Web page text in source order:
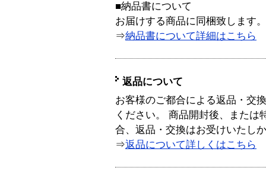
■納品書について
お届けする商品に同梱致します。
⇒納品書について詳細はこちら
返品について
お客様のご都合による返品・交
ください。 商品開封後、または
合、返品・交換はお受けいたし
⇒返品について詳しくはこちら